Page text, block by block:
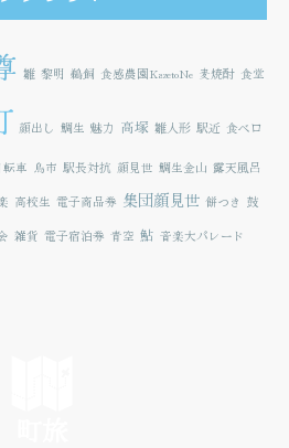
雛 黎明 鵜飼 食感農園KazetoNe 麦焼酎 食堂
顔出し 鯛生 魅力 高塚 雛人形 駅近 食べロ
車 鳥市 駅長対抗 顔見世 鯛生金山 露天風呂
高校生 電子商品券 集団顔見世 餅つき 鼓
雑貨 電子宿泊券 青空 鮎 音楽大パレード